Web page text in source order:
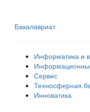
Бакалавриат
Информатика и
Сервис
Техносферная
Инноватика